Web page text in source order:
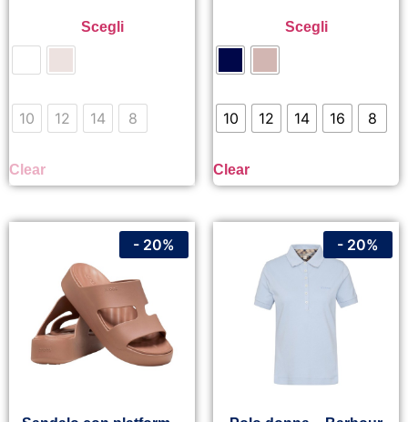
Scegli
10 12 14 8
Clear
Scegli
10 12 14 16 8
Clear
- 20% - 20%